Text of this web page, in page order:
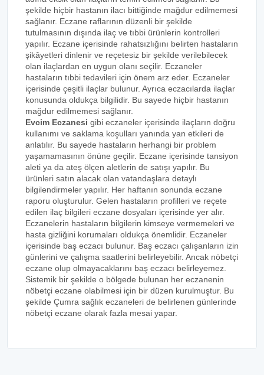
şekilde hiçbir hastanın ilacı bittiğinde mağdur edilmemesi
sağlanır. Eczane raflarının düzenli bir şekilde
tutulmasının dışında ilaç ve tıbbi ürünlerin kontrolleri
yapılır. Eczane içerisinde rahatsızlığını belirten hastaların
şikâyetleri dinlenir ve reçetesiz bir şekilde verilebilecek
olan ilaçlardan en uygun olanı seçilir. Eczaneler
hastaların tıbbi tedavileri için önem arz eder. Eczaneler
içerisinde çeşitli ilaçlar bulunur. Ayrıca eczacılarda ilaçlar
konusunda oldukça bilgilidir. Bu sayede hiçbir hastanın
mağdur edilmemesi sağlanır.
Evcim Eczanesi gibi eczaneler içerisinde ilaçların doğru
kullanımı ve saklama koşulları yanında yan etkileri de
anlatılır. Bu sayede hastaların herhangi bir problem
yaşamamasının önüne geçilir. Eczane içerisinde tansiyon
aleti ya da ateş ölçen aletlerin de satışı yapılır. Bu
ürünleri satın alacak olan vatandaşlara detaylı
bilgilendirmeler yapılır. Her haftanın sonunda eczane
raporu oluşturulur. Gelen hastaların profilleri ve reçete
edilen ilaç bilgileri eczane dosyaları içerisinde yer alır.
Eczanelerin hastaların bilgilerin kimseye vermemeleri ve
hasta gizliğini korumaları oldukça önemlidir. Eczaneler
içerisinde baş eczacı bulunur. Baş eczacı çalışanların izin
günlerini ve çalışma saatlerini belirleyebilir. Ancak nöbetçi
eczane olup olmayacaklarını baş eczacı belirleyemez.
Sistemik bir şekilde o bölgede bulunan her eczanenin
nöbetçi eczane olabilmesi için bir düzen kurulmuştur. Bu
şekilde Çumra sağlık eczaneleri de belirlenen günlerinde
nöbetçi eczane olarak fazla mesai yapar.